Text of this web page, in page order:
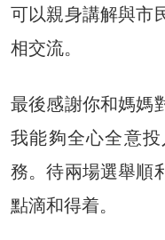
可以親身講解與市
相交流。
最後感謝你和媽媽
我能夠全心全意
務。待兩場選舉順
點滴和得着。